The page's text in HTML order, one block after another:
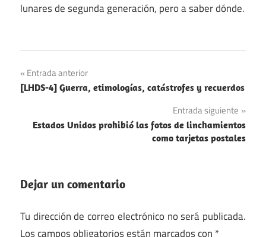
lunares de segunda generación, pero a saber dónde.
Naturaleza
Navegación
de
entradas
Entrada anterior
[LHDS-4] Guerra, etimologías, catástrofes y recuerdos
Entrada siguiente
Estados Unidos prohibió las fotos de linchamientos
como tarjetas postales
Dejar un comentario
Tu dirección de correo electrónico no será publicada.
Los campos obligatorios están marcados con *